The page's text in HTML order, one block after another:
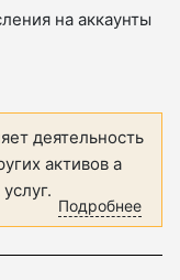
на аккаунты
деятельность
активов а
Подробнее